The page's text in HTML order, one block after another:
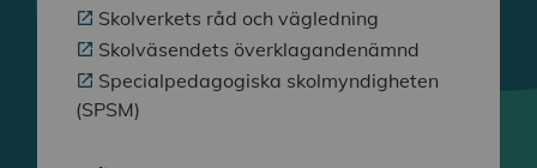
Skolverkets råd och vägledning
Skolväsendets överklagandenämnd
Specialpedagogiska skolmyndigheten
(SPSM)